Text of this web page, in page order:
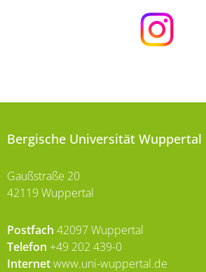
Bergische Universität Wuppertal
Gaußstraße 20
42119 Wuppertal
Postfach 42097 Wuppertal
Telefon +49 202 439-0
Internetwww.uni-wuppertal.de